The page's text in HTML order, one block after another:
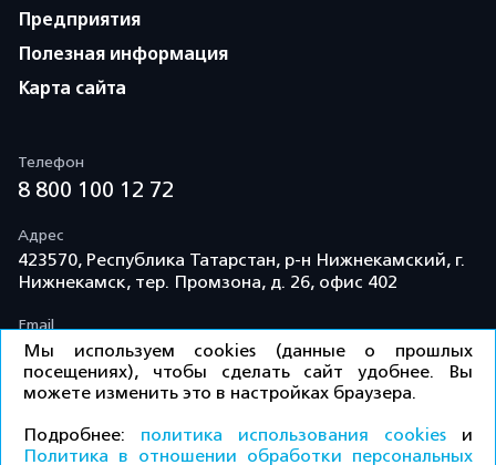
Предприятия
Полезная информация
Карта сайта
Телефон
8 800 100 12 72
Адрес
423570, Республика Татарстан, р-н Нижнекамский, г.
Нижнекамск, тер. Промзона, д. 26, офис 402
Email
info@td-kama.com
©ООО «Торговый дом «Кама» 2026 / Все права
защищены.
Мы используем cookies (данные о прошлых
посещениях), чтобы сделать сайт удобнее. Вы
можете изменить это в настройках браузера.
Подробнее: политика использования cookies и
Политика в отношении обработки персональных